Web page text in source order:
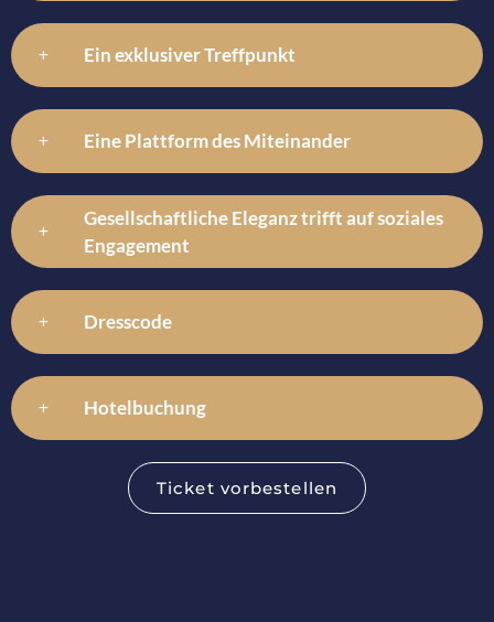
Ein exklusiver Treffpunkt
Eine Plattform des Miteinander
Gesellschaftliche Eleganz trifft auf soziales
Engagement
Dresscode
Hotelbuchung
Ticket vorbestellen